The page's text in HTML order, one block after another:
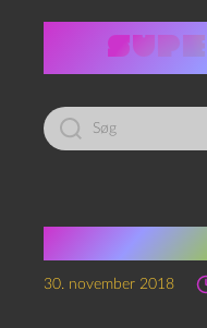
Led
efter:
30. november 2018